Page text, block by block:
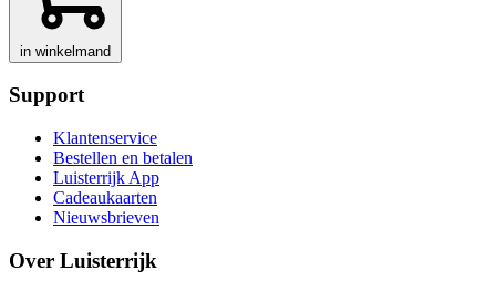
in winkelmand
Support
Klantenservice
Bestellen en betalen
Luisterrijk App
Cadeaukaarten
Nieuwsbrieven
Over Luisterrijk